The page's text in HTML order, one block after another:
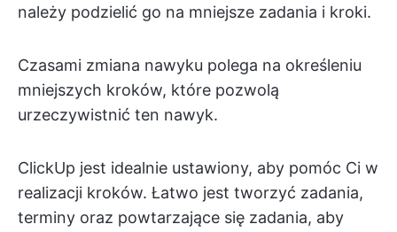
należy podzielić go na mniejsze zadania i kroki.
Czasami zmiana nawyku polega na określeniu
mniejszych kroków, które pozwolą
urzeczywistnić ten nawyk.
ClickUp jest idealnie ustawiony, aby pomóc Ci w
realizacji kroków. Łatwo jest tworzyć zadania,
terminy oraz powtarzające się zadania, aby